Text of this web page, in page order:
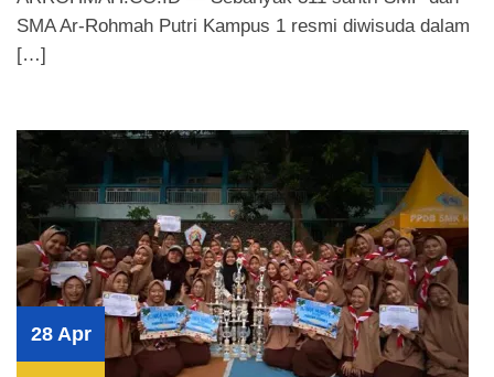
SMA Ar-Rohmah Putri Kampus 1 resmi diwisuda dalam
[…]
28 Apr